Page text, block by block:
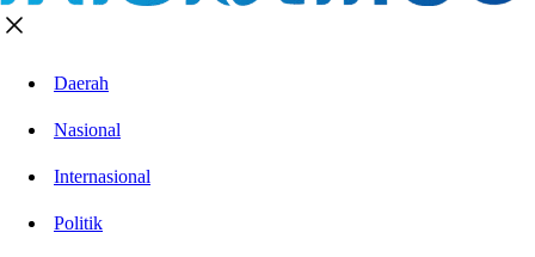
Daerah
Nasional
Internasional
Politik